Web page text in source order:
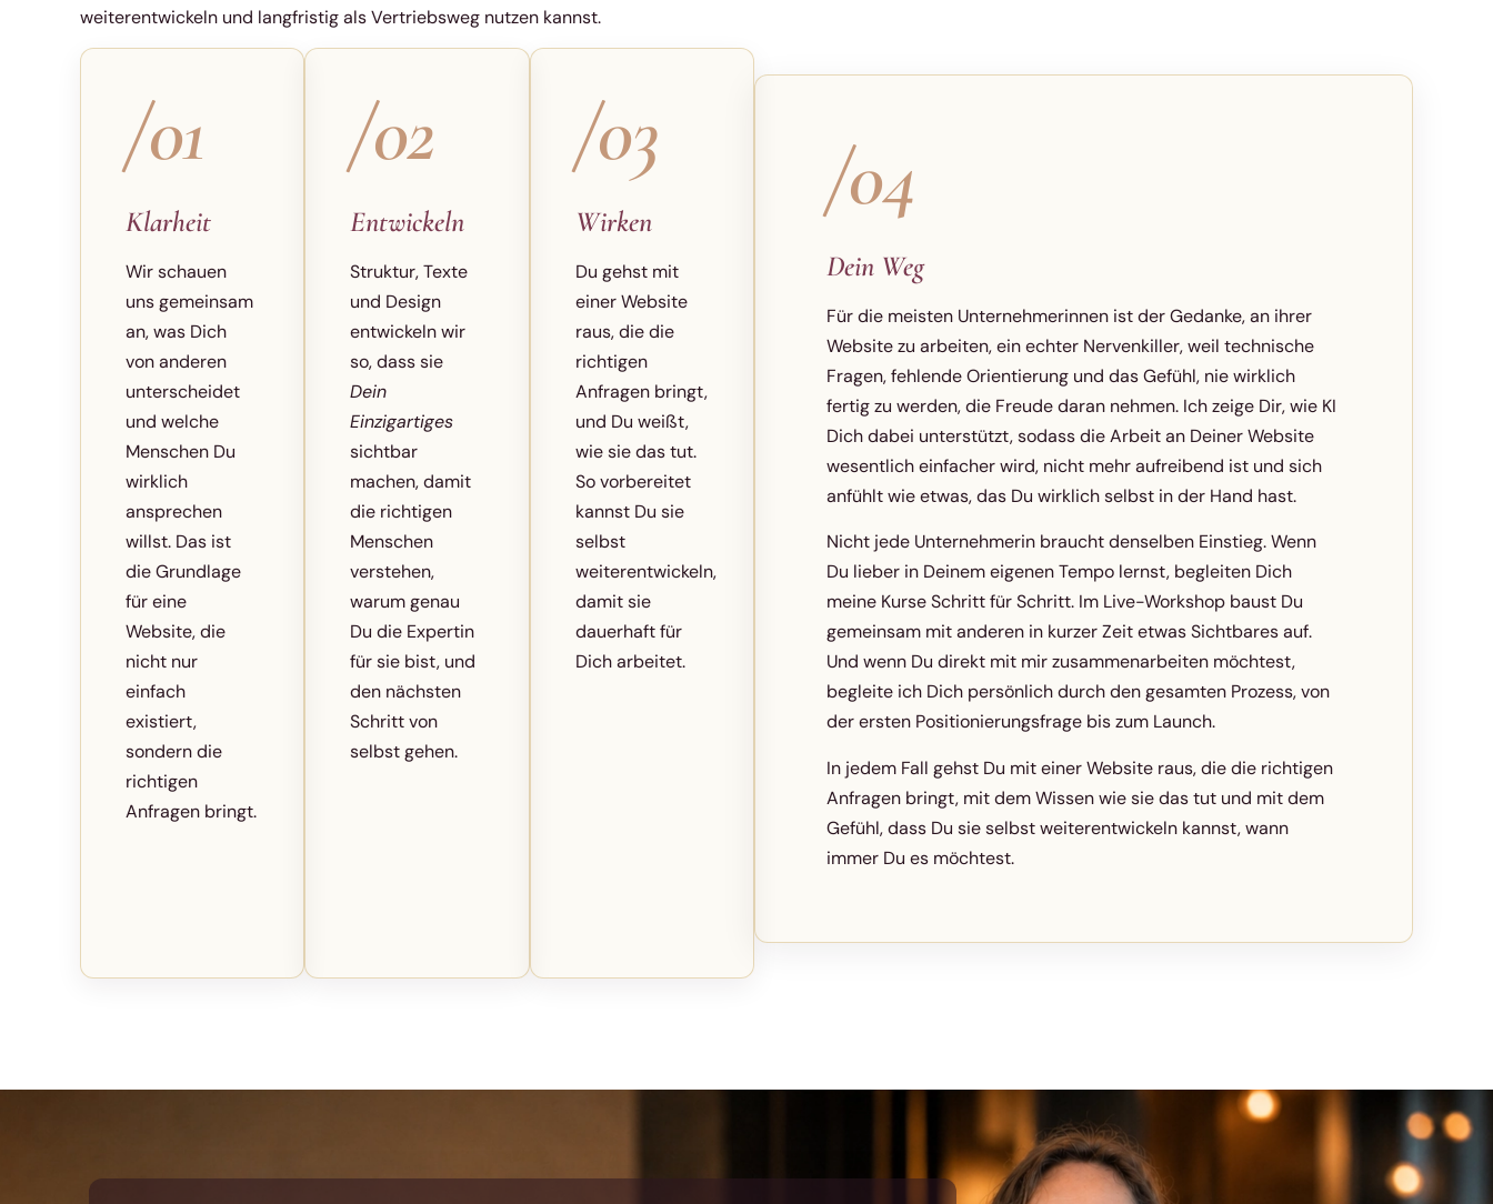
weiterentwickeln und langfristig als Vertriebsweg nutzen kannst.
/01
Klarheit
Wir schauen
uns gemeinsam
an, was Dich
von anderen
unterscheidet
und welche
Menschen Du
wirklich
ansprechen
willst. Das ist
die Grundlage
für eine
Website, die
nicht nur
einfach
existiert,
sondern die
richtigen
Anfragen bringt.
/02
Entwickeln
Struktur, Texte
und Design
entwickeln wir
so, dass sie
Dein
Einzigartiges
sichtbar
machen, damit
die richtigen
Menschen
verstehen,
warum genau
Du die Expertin
für sie bist, und
den nächsten
Schritt von
selbst gehen.
/03
Wirken
Du gehst mit
einer Website
raus, die die
richtigen
Anfragen bringt,
und Du weißt,
wie sie das tut.
So vorbereitet
kannst Du sie
selbst
weiterentwickeln,
damit sie
dauerhaft für
Dich arbeitet.
/04
Dein Weg
Für die meisten Unternehmerinnen ist der Gedanke, an ihrer
Website zu arbeiten, ein echter Nervenkiller, weil technische
Fragen, fehlende Orientierung und das Gefühl, nie wirklich
fertig zu werden, die Freude daran nehmen. Ich zeige Dir, wie KI
Dich dabei unterstützt, sodass die Arbeit an Deiner Website
wesentlich einfacher wird, nicht mehr aufreibend ist und sich
anfühlt wie etwas, das Du wirklich selbst in der Hand hast.
Nicht jede Unternehmerin braucht denselben Einstieg. Wenn
Du lieber in Deinem eigenen Tempo lernst, begleiten Dich
meine Kurse Schritt für Schritt. Im Live-Workshop baust Du
gemeinsam mit anderen in kurzer Zeit etwas Sichtbares auf.
Und wenn Du direkt mit mir zusammenarbeiten möchtest,
begleite ich Dich persönlich durch den gesamten Prozess, von
der ersten Positionierungsfrage bis zum Launch.
In jedem Fall gehst Du mit einer Website raus, die die richtigen
Anfragen bringt, mit dem Wissen wie sie das tut und mit dem
Gefühl, dass Du sie selbst weiterentwickeln kannst, wann
immer Du es möchtest.